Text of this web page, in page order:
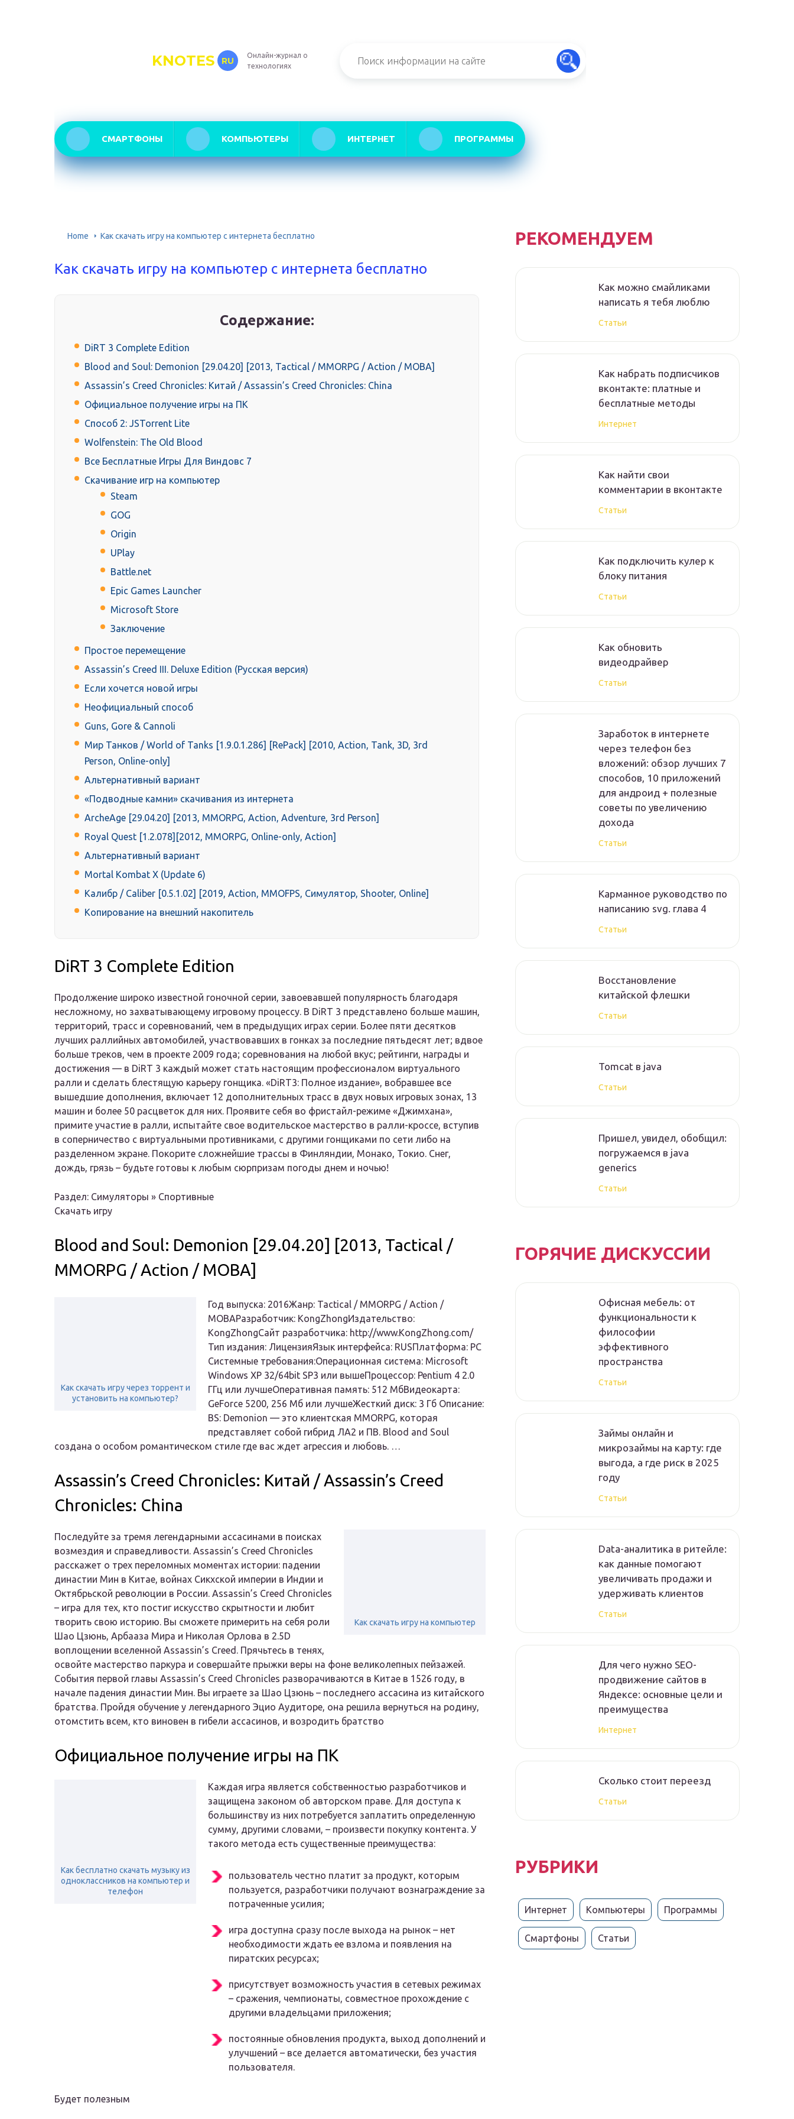
KNOTES RU
Онлайн-журнал о
технологиях
СМАРТФОНЫ КОМПЬЮТЕРЫ ИНТЕРНЕТ ПРОГРАММЫ
Home Как скачать игру на компьютер с интернета бесплатно
Как скачать игру на компьютер с интернета бесплатно
Содержание:
DiRT 3 Complete Edition
Blood and Soul: Demonion [29.04.20] [2013, Tactical / MMORPG / Action / MOBA]
Assassin’s Creed Chronicles: Китай / Assassin’s Creed Chronicles: China
Официальное получение игры на ПК
Способ 2: JSTorrent Lite
Wolfenstein: The Old Blood
Все Бесплатные Игры Для Виндовс 7
Скачивание игр на компьютер
Steam
GOG
Origin
UPlay
Battle.net
Epic Games Launcher
Microsoft Store
Заключение
Простое перемещение
Assassin’s Creed III. Deluxe Edition (Русская версия)
Если хочется новой игры
Неофициальный способ
Guns, Gore & Cannoli
Мир Танков / World of Tanks [1.9.0.1.286] [RePack] [2010, Action, Tank, 3D, 3rd
Person, Online-only]
Альтернативный вариант
«Подводные камни» скачивания из интернета
ArcheAge [29.04.20] [2013, MMORPG, Action, Adventure, 3rd Person]
Royal Quest [1.2.078][2012, MMORPG, Online-only, Action]
Альтернативный вариант
Mortal Kombat X (Update 6)
Калибр / Caliber [0.5.1.02] [2019, Action, MMOFPS, Симулятор, Shooter, Online]
Копирование на внешний накопитель
DiRT 3 Complete Edition
Продолжение широко известной гоночной серии, завоевавшей популярность благодаря
несложному, но захватывающему игровому процессу. В DiRT 3 представлено больше машин,
территорий, трасс и соревнований, чем в предыдущих играх серии. Более пяти десятков
лучших раллийных автомобилей, участвовавших в гонках за последние пятьдесят лет; вдвое
больше треков, чем в проекте 2009 года; соревнования на любой вкус; рейтинги, награды и
достижения — в DiRT 3 каждый может стать настоящим профессионалом виртуального
ралли и сделать блестящую карьеру гонщика. «DiRT3: Полное издание», вобравшее все
вышедшие дополнения, включает 12 дополнительных трасс в двух новых игровых зонах, 13
машин и более 50 расцветок для них. Проявите себя во фристайл-режиме «Джимхана»,
примите участие в ралли, испытайте свое водительское мастерство в ралли-кроссе, вступив
в соперничество с виртуальными противниками, с другими гонщиками по сети либо на
разделенном экране. Покорите сложнейшие трассы в Финляндии, Монако, Токио. Снег,
дождь, грязь – будьте готовы к любым сюрпризам погоды днем и ночью!
Раздел: Симуляторы » Спортивные
Скачать игру
Blood and Soul: Demonion [29.04.20] [2013, Tactical /
MMORPG / Action / MOBA]
Как скачать игру через торрент и
установить на компьютер?
Год выпуска: 2016Жанр: Tactical / MMORPG / Action /
MOBAРазработчик: KongZhongИздательство:
KongZhongСайт разработчика: http://www.KongZhong.com/
Тип издания: ЛицензияЯзык интерфейса: RUSПлатформа: PC
Системные требования:Операционная система: Microsoft
Windows XP 32/64bit SP3 или вышеПроцессор: Pentium 4 2.0
ГГц или лучшеОперативная память: 512 МбВидеокарта:
GeForce 5200, 256 Мб или лучшеЖесткий диск: 3 Гб Описание:
BS: Demonion — это клиентская MMORPG, которая
представляет собой гибрид ЛА2 и ПВ. Blood and Soul
создана о особом романтическом стиле где вас ждет агрессия и любовь. …
Assassin’s Creed Chronicles: Китай / Assassin’s Creed
Chronicles: China
Как скачать игру на компьютер
Последуйте за тремя легендарными ассасинами в поисках
возмездия и справедливости. Assassin’s Creed Chronicles
расскажет о трех переломных моментах истории: падении
династии Мин в Китае, войнах Сикхской империи в Индии и
Октябрьской революции в России. Assassin’s Creed Chronicles
– игра для тех, кто постиг искусство скрытности и любит
творить свою историю. Вы сможете примерить на себя роли
Шао Цзюнь, Арбааза Мира и Николая Орлова в 2.5D
воплощении вселенной Assassin’s Creed. Прячьтесь в тенях,
освойте мастерство паркура и совершайте прыжки веры на фоне великолепных пейзажей.
События первой главы Assassin’s Creed Chronicles разворачиваются в Китае в 1526 году, в
начале падения династии Мин. Вы играете за Шао Цзюнь – последнего ассасина из китайского
братства. Пройдя обучение у легендарного Эцио Аудиторе, она решила вернуться на родину,
отомстить всем, кто виновен в гибели ассасинов, и возродить братство
Официальное получение игры на ПК
Как бесплатно скачать музыку из
одноклассников на компьютер и
телефон
Каждая игра является собственностью разработчиков и
защищена законом об авторском праве. Для доступа к
большинству из них потребуется заплатить определенную
сумму, другими словами, – произвести покупку контента. У
такого метода есть существенные преимущества:
пользователь честно платит за продукт, которым
пользуется, разработчики получают вознаграждение за
потраченные усилия;
игра доступна сразу после выхода на рынок – нет
необходимости ждать ее взлома и появления на
пиратских ресурсах;
присутствует возможность участия в сетевых режимах
– сражения, чемпионаты, совместное прохождение с
другими владельцами приложения;
постоянные обновления продукта, выход дополнений и
улучшений – все делается автоматически, без участия
пользователя.
Будет полезным
РЕКОМЕНДУЕМ
Как можно смайликами
написать я тебя люблю
Статьи
Как набрать подписчиков
вконтакте: платные и
бесплатные методы
Интернет
Как найти свои
комментарии в вконтакте
Статьи
Как подключить кулер к
блоку питания
Статьи
Как обновить
видеодрайвер
Статьи
Заработок в интернете
через телефон без
вложений: обзор лучших 7
способов, 10 приложений
для андроид + полезные
советы по увеличению
дохода
Статьи
Карманное руководство по
написанию svg. глава 4
Статьи
Восстановление
китайской флешки
Статьи
Tomcat в java
Статьи
Пришел, увидел, обобщил:
погружаемся в java
generics
Статьи
ГОРЯЧИЕ ДИСКУССИИ
Офисная мебель: от
функциональности к
философии
эффективного
пространства
Статьи
Займы онлайн и
микрозаймы на карту: где
выгода, а где риск в 2025
году
Статьи
Data-аналитика в ритейле:
как данные помогают
увеличивать продажи и
удерживать клиентов
Статьи
Для чего нужно SEO-
продвижение сайтов в
Яндексе: основные цели и
преимущества
Интернет
Сколько стоит переезд
Статьи
РУБРИКИ
Интернет Компьютеры Программы
Смартфоны Статьи